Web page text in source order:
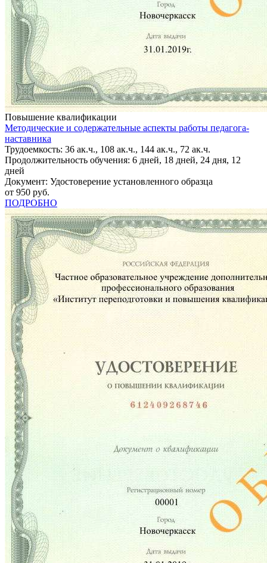
Повышение квалификации
Методические и содержательные аспекты работы педагога-
наставника
Трудоемкость: 36 ак.ч., 108 ак.ч., 144 ак.ч., 72 ак.ч.
Продолжительность обучения: 6 дней, 18 дней, 24 дня, 12
дней
Документ: Удостоверение установленного образца
от 950 руб.
ПОДРОБНО